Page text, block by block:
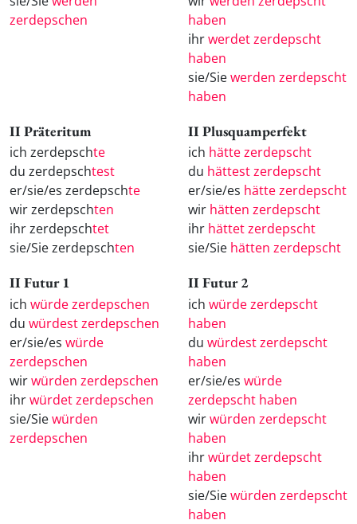
zerdepschen
haben
ihrwerdet zerdepscht
haben
sie/Siewerden zerdepscht
haben
II Präteritum
ich zerdepschte
du zerdepschtest
er/sie/es zerdepschte
wir zerdepschten
ihr zerdepschtet
sie/Sie zerdepschten
II Plusquamperfekt
ich hätte zerdepscht
du hättest zerdepscht
er/sie/es hätte zerdepscht
wir hätten zerdepscht
ihr hättet zerdepscht
sie/Sie hätten zerdepscht
II Futur 1
ich würde zerdepschen
du würdest zerdepschen
er/sie/es würde
zerdepschen
wirwürden zerdepschen
ihrwürdet zerdepschen
sie/Siewürden
zerdepschen
II Futur 2
ich würde zerdepscht
haben
du würdest zerdepscht
haben
er/sie/es würde
zerdepscht haben
wirwürden zerdepscht
haben
ihrwürdet zerdepscht
haben
sie/Siewürden zerdepscht
haben